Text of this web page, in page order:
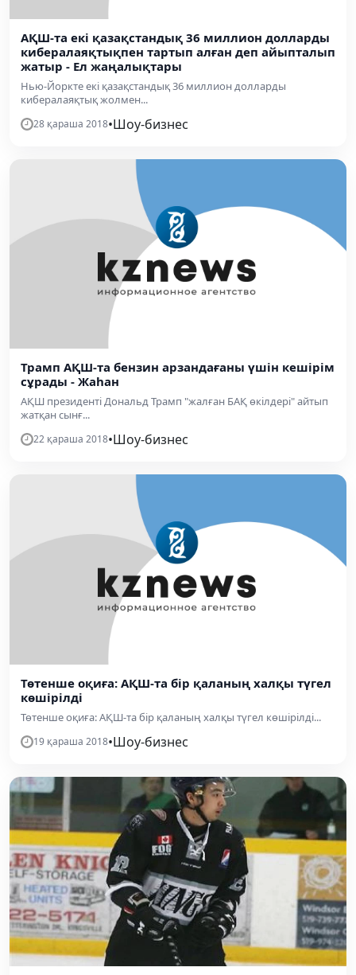
АҚШ-та екі қазақстандық 36 миллион долларды
кибералаяқтықпен тартып алған деп айыпталып
жатыр - Ел жаңалықтары
Нью-Йоркте екі қазақстандық 36 миллион долларды
кибералаяқтық жолмен...
28 қараша 2018•Шоу-бизнес
Трамп АҚШ-та бензин арзандағаны үшін кешірім
сұрады - Жаһан
АҚШ президенті Дональд Трамп "жалған БАҚ өкілдері" айтып
жатқан сынғ...
22 қараша 2018•Шоу-бизнес
Төтенше оқиға: АҚШ-та бір қаланың халқы түгел
көшірілді
Төтенше оқиға: АҚШ-та бір қаланың халқы түгел көшірілді...
19 қараша 2018•Шоу-бизнес